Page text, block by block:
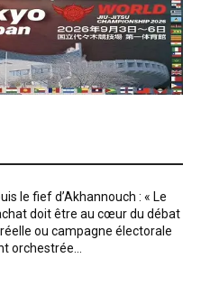
le fief d’Akhannouch : « Le
doit être au cœur du débat
ou campagne électorale
orchestrée...